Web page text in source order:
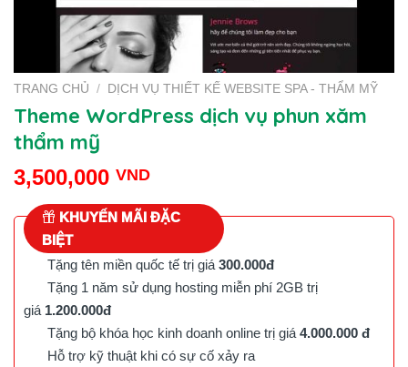
TRANG CHỦ / DỊCH VỤ THIẾT KẾ WEBSITE SPA - THẨM MỸ
Theme WordPress dịch vụ phun xăm
thẩm mỹ
3,500,000 VND
KHUYẾN MÃI ĐẶC
BIỆT
Tặng tên miền quốc tế trị giá 300.000đ
Tặng 1 năm sử dụng hosting miễn phí 2GB trị
giá 1.200.000đ
Tặng bộ khóa học kinh doanh online trị giá 4.000.000 đ
Hỗ trợ kỹ thuật khi có sự cố xảy ra